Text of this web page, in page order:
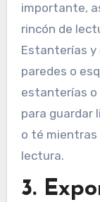
importante,
rincón de
Estanterías y
paredes o
estanterías o
para guardar
o té mientras
lectura.
3.